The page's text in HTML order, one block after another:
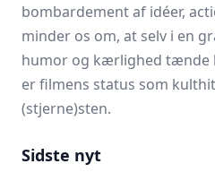
bombardement af idéer,
minder os om, at selv i en
humor og kærlighed tænde
er filmens status som
(stjerne)sten.
Sidste nyt